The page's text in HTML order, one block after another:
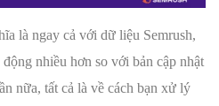
là ngay cả với dữ liệu Semrush,
nhiều hơn so với bản cập nhật
nữa, tất cả là về cách bạn xử lý